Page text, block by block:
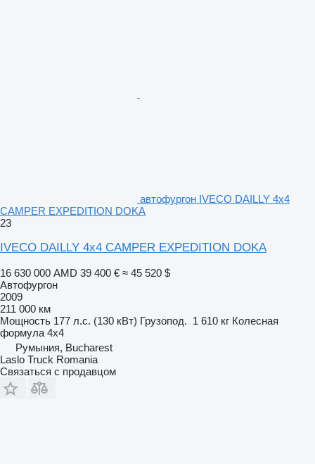
автофургон IVECO DAILLY 4x4
CAMPER EXPEDITION DOKA
23
IVECO DAILLY 4x4 CAMPER EXPEDITION DOKA
16 630 000 AMD 39 400 € ≈ 45 520 $
Автофургон
2009
211 000 км
Мощность 177 л.с. (130 кВт) Грузопод. 1 610 кг Колесная
формула 4x4
Румыния, Bucharest
Laslo Truck Romania
Связаться с продавцом